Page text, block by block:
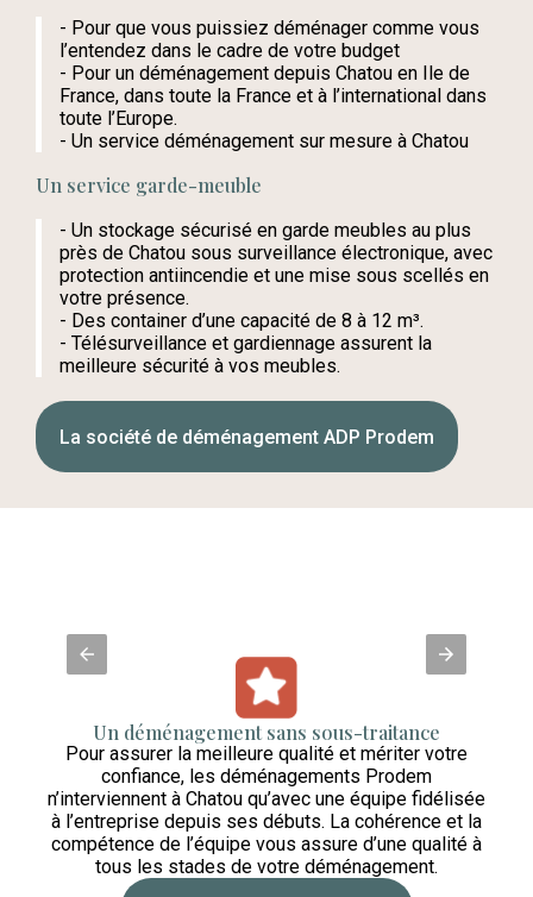
- Pour que vous puissiez déménager comme vous
l’entendez dans le cadre de votre budget
- Pour un déménagement depuis Chatou en Ile de
France, dans toute la France et à l’international dans
toute l’Europe.
- Un service déménagement sur mesure à Chatou
Un service garde-meuble
- Un stockage sécurisé en garde meubles au plus
près de Chatou sous surveillance électronique, avec
protection antiincendie et une mise sous scellés en
votre présence.
- Des container d’une capacité de 8 à 12 m³.
- Télésurveillance et gardiennage assurent la
meilleure sécurité à vos meubles.
La société de déménagement ADP Prodem
Un déménagement sans sous-traitance
Pour assurer la meilleure qualité et mériter votre
confiance, les déménagements Prodem
n’interviennent à Chatou qu’avec une équipe fidélisée
à l’entreprise depuis ses débuts. La cohérence et la
compétence de l’équipe vous assure d’une qualité à
tous les stades de votre déménagement.